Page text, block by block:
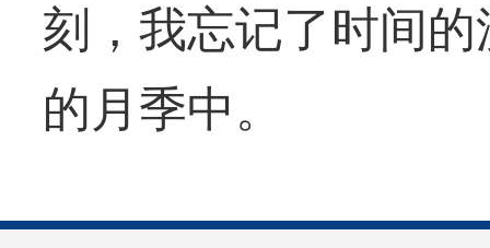
刻，我忘记了时间
的月季中。